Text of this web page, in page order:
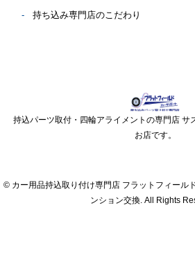
持ち込み専門店のこだわり
持込パーツ取付・四輪アライメントの専門店 サ
お店です。
© カー用品持込取り付け専門店 フラットフィール
ンション交換. All Rights